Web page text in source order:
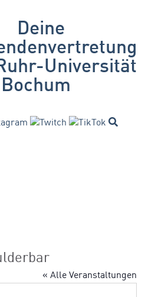
« Alle Veranstaltungen